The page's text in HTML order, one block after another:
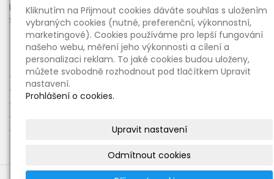
PO - PÁ:08:00 - 16:30
SO:08:00 - 11:00
Informace
● O nás
● Ceny dopravy a platby
● Obchodní podmínky
●
●
Zásady zpracování osobních údajů
Kliknutím na Přijmout cookies dáváte souhlas s uložením
vybraných cookies (nutné, preferenční, výkonnostní,
marketingové). Cookies používáme pro lepší fungování
našeho webu, měření jeho výkonnosti a cílení a
personalizaci reklam. To jaké cookies budou uloženy,
můžete svobodně rozhodnout pod tlačítkem Upravit
nastavení.
Prohlášení o cookies.
Upravit nastavení
Odmítnout cookies